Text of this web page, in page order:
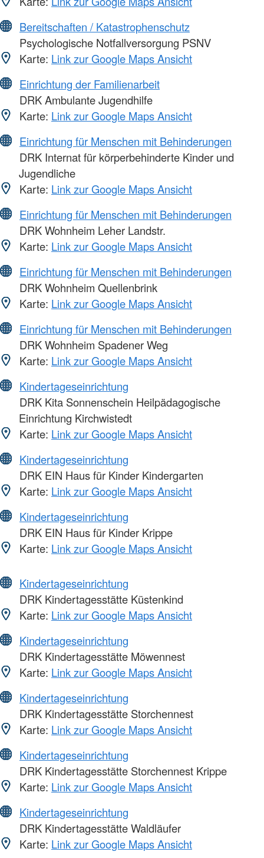
Bereitschaften / Katastrophenschutz
Psychologische Notfallversorgung PSNV
Karte: Link zur Google Maps Ansicht
Einrichtung der Familienarbeit
DRK Ambulante Jugendhilfe
Karte: Link zur Google Maps Ansicht
Einrichtung für Menschen mit Behinderungen
DRK Internat für körperbehinderte Kinder und
Jugendliche
Karte: Link zur Google Maps Ansicht
Einrichtung für Menschen mit Behinderungen
DRK Wohnheim Leher Landstr.
Karte: Link zur Google Maps Ansicht
Einrichtung für Menschen mit Behinderungen
DRK Wohnheim Quellenbrink
Karte: Link zur Google Maps Ansicht
Einrichtung für Menschen mit Behinderungen
DRK Wohnheim Spadener Weg
Karte: Link zur Google Maps Ansicht
Kindertageseinrichtung
DRK Kita Sonnenschein Heilpädagogische
Einrichtung Kirchwistedt
Karte: Link zur Google Maps Ansicht
Kindertageseinrichtung
DRK EIN Haus für Kinder Kindergarten
Karte: Link zur Google Maps Ansicht
Kindertageseinrichtung
DRK EIN Haus für Kinder Krippe
Karte: Link zur Google Maps Ansicht
Kindertageseinrichtung
DRK Kindertagesstätte Küstenkind
Karte: Link zur Google Maps Ansicht
Kindertageseinrichtung
DRK Kindertagesstätte Möwennest
Karte: Link zur Google Maps Ansicht
Kindertageseinrichtung
DRK Kindertagesstätte Storchennest
Karte: Link zur Google Maps Ansicht
Kindertageseinrichtung
DRK Kindertagesstätte Storchennest Krippe
Karte: Link zur Google Maps Ansicht
Kindertageseinrichtung
DRK Kindertagesstätte Waldläufer
Karte: Link zur Google Maps Ansicht